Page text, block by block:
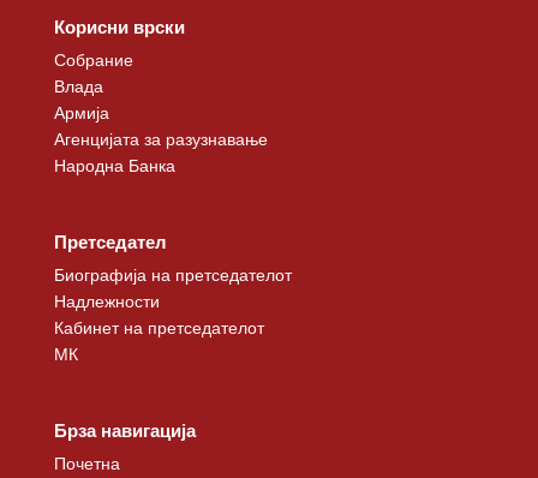
Корисни врски
Собрание
Влада
Армија
Агенцијата за разузнавање
Народна Банка
Претседател
Биографија на претседателот
Надлежности
Кабинет на претседателот
МК
Брза навигација
Почетна